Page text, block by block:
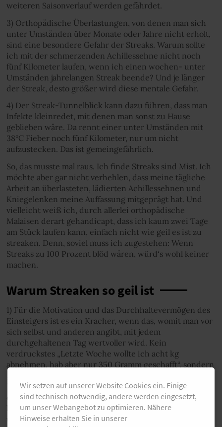
weiteren Saisonverlauf werden gefährdet.
3) Orthopädische Überlastungen, von denen man sich
unter Umständen über Monate oder Jahre nicht erholt,
sind eine besondere Gefahr der Streaks. Warum sollte
ich mit der schmerzenden Achillessehne nicht noch
fünf Kilometer laufen, wenn ich einen wochen- unter
Umständen jahrelangen Streak beende? Und je länger
der Streak, desto größer wird diese mentale Gefahr.
4) Der Streak-Tunnelblick kann dazu führen, dass man
Infekte kleinredet, mit denen man sonst zu Hause
geblieben wäre. Da rennt einer unter Umständen mit
38°C Fieber noch fünf Kilometer, nur um nicht
aufzustecken. Das ist gemeingefährlich.
So, das musste mal raus. Ich finde Streaks sind Mist. Ich
möchte aber gar nicht verhehlen, dass meine tägliche
Arbeit an überlasteten, lädierten Achillessehnen und
Kniegelenken meine Auffassung mitgeprägt hat. Und
vielleicht weiß ich, durch allerlei orthopädische
Malaisen derart gehandicapt, dass ich kaum zwei Tage
am Stück laufen kann, einfach nicht wie geil es ist zu
streaken. Denn, soviel muss ich zugestehen: Wenn
Streaks zu 100 Prozent blöd wären, würd‘s wohl keiner
machen.
Warum Streaken so geil ist
1) Für die Motivation und das Durchhaltevermögen des
Einsteigers ist es ein Kracher, wenn das, womit man vor
sich selbst und anderen angibt, mit jedem
durchgehaltenen Tag wertvoller wird. Kein
verdruckstes „Letzte Woche wollte ich acht kg
abnehmen, hab aber nur 350 Gramm geschafft“, sondern
„Ich renne seit sechs Wochen jeden Tag, ohne Pause“.
Das reicht, um die Kinnlade des Kollegen und vor allem
die vom inneren Schweinehund runterklappen zu
lassen. Die ersten zwölf Wochen, die notwendig sind,
um neues Verhalten zu etablieren, schafft man so
Wir setzen auf unserer Website Cookies ein. Einige
sind technisch notwendig, andere werden eingesetzt,
um unser Webangebot zu optimieren. Nähere
Hinweise erhalten Sie in unserer